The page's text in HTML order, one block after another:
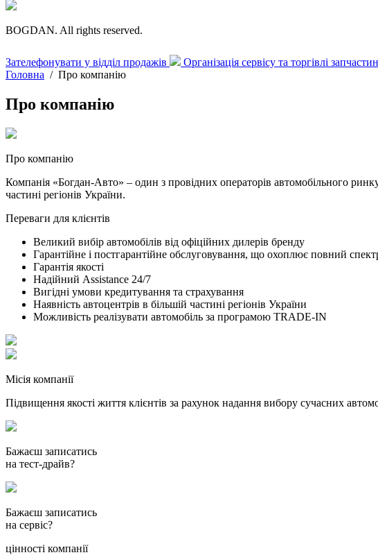
BOGDAN. All rights reserved.
Зателефонувати у відділ продажів Організація сервісу та торгівлі
Головна / Про компанію
Про компанію
Про компанію
Компанія «Богдан-Авто» – один з провідних операторів автомобільного
частині регіонів України.
Переваги для клієнтів
Великий вибір автомобілів від офіційних дилерів бренду
Гарантійне і постгарантійне обслуговування, що охоплює повний
Гарантія якості
Надійний Assistance 24/7
Вигідні умови кредитування та страхування
Наявність автоцентрів в більшій частині регіонів України
Можливість реалізувати автомобіль за програмою TRADE-IN
Місія компанії
Підвищення якості життя клієнтів за рахунок надання вибору сучасних
Бажаєш записатись
на тест-драйв?
Бажаєш записатись
на сервіс?
цінності компанії